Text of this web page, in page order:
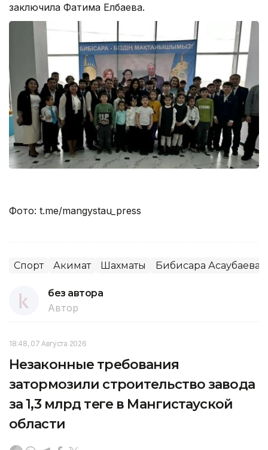
заключила Фатима Елбаева.
Фото: t.me/mangystau_press
Спорт Акимат Шахматы Бибисара Асаубаева
без автора
Автор
18:48, 07 Августа 2026
Незаконные требования
затормозили строительство завода
за 1,3 млрд теңге в Мангистауской
области